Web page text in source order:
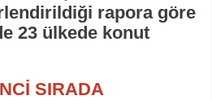
rapora göre
23 ülkede konut
SIRADA